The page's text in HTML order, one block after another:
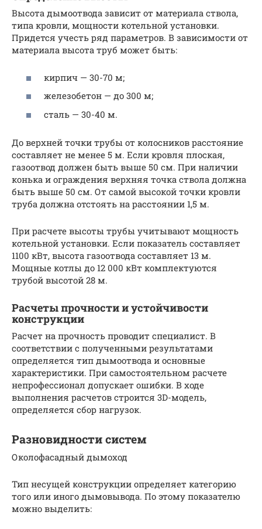
Высота дымоотвода зависит от материала ствола,
типа кровли, мощности котельной установки.
Придется учесть ряд параметров. В зависимости от
материала высота труб может быть:
кирпич — 30-70 м;
железобетон — до 300 м;
сталь — 30-40 м.
До верхней точки трубы от колосников расстояние
составляет не менее 5 м. Если кровля плоская,
газоотвод должен быть выше 50 см. При наличии
конька и ограждения верхняя точка ствола должна
быть выше 50 см. От самой высокой точки кровли
труба должна отстоять на расстоянии 1,5 м.
При расчете высоты трубы учитывают мощность
котельной установки. Если показатель составляет
1100 кВт, высота газоотвода составляет 13 м.
Мощные котлы до 12 000 кВт комплектуются
трубой высотой 28 м.
Расчеты прочности и устойчивости
конструкции
Расчет на прочность проводит специалист. В
соответствии с полученными результатами
определяется тип дымоотвода и основные
характеристики. При самостоятельном расчете
непрофессионал допускает ошибки. В ходе
выполнения расчетов строится 3D-модель,
определяется сбор нагрузок.
Разновидности систем
Околофасадный дымоход
Тип несущей конструкции определяет категорию
того или иного дымовывода. По этому показателю
можно выделить: